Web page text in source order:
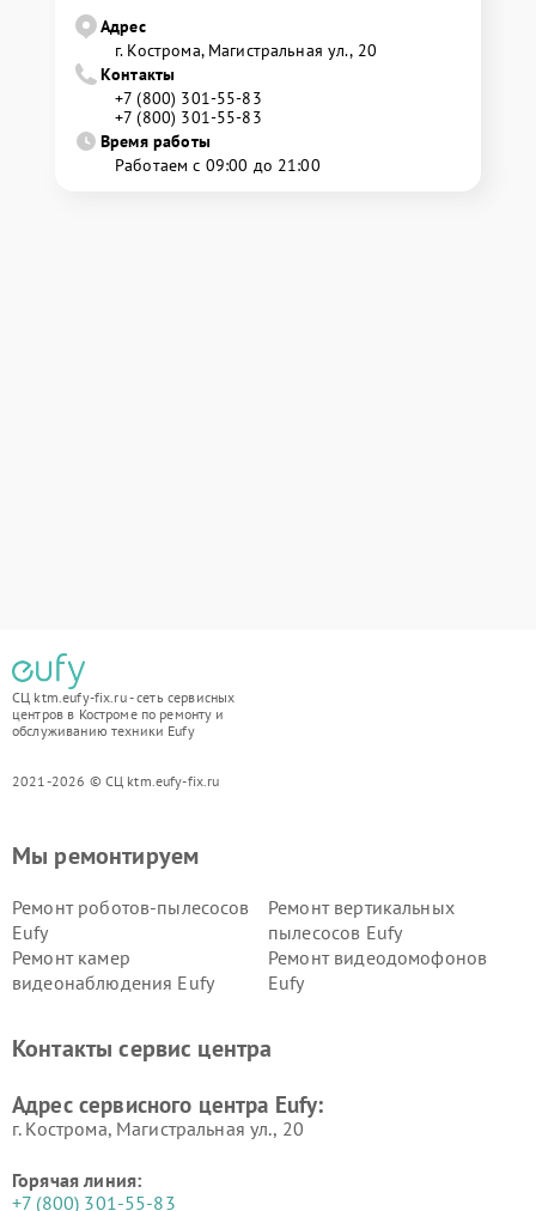
Адрес
г. Кострома, Магистральная ул., 20
Контакты
+7 (800) 301-55-83
+7 (800) 301-55-83
Время работы
Работаем с 09:00 до 21:00
СЦ ktm.eufy-fix.ru - сеть сервисных
центров в Костроме по ремонту и
обслуживанию техники Eufy
2021-2026 © СЦ ktm.eufy-fix.ru
Мы ремонтируем
Ремонт роботов-пылесосов
Eufy
Ремонт вертикальных
пылесосов Eufy
Ремонт камер
видеонаблюдения Eufy
Ремонт видеодомофонов
Eufy
Контакты сервис центра
Адрес сервисного центра Eufy:
г. Кострома, Магистральная ул., 20
Горячая линия:
+7 (800) 301-55-83